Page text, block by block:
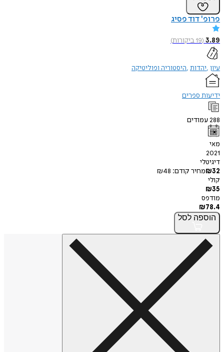
פרופ' דוד פסיג
3.89
(
19ביקורות)
עיון יהדות היסטוריה ופוליטיקה
ידיעות ספרים
288עמודים
מאי
2021
דיגיטלי
₪32 מחיר קודם: ₪48
קולי
₪35
מודפס
₪78.4
הוספה לסל